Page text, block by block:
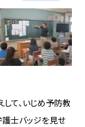
て、いじめ予防教
士バッジを見せ